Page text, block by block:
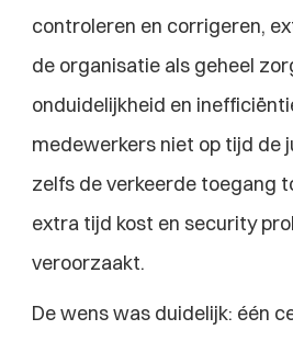
controleren en corrigeren,
de organisatie als geheel
onduidelijkheid en
medewerkers niet op tijd de
zelfs de verkeerde toegang
extra tijd kost en security
veroorzaakt.
De wens was duidelijk: één